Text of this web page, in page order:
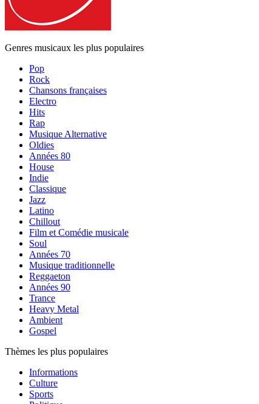
Genres musicaux les plus populaires
Pop
Rock
Chansons françaises
Electro
Hits
Rap
Musique Alternative
Oldies
Années 80
House
Indie
Classique
Jazz
Latino
Chillout
Film et Comédie musicale
Soul
Années 70
Musique traditionnelle
Reggaeton
Années 90
Trance
Heavy Metal
Ambient
Gospel
Thèmes les plus populaires
Informations
Culture
Sports